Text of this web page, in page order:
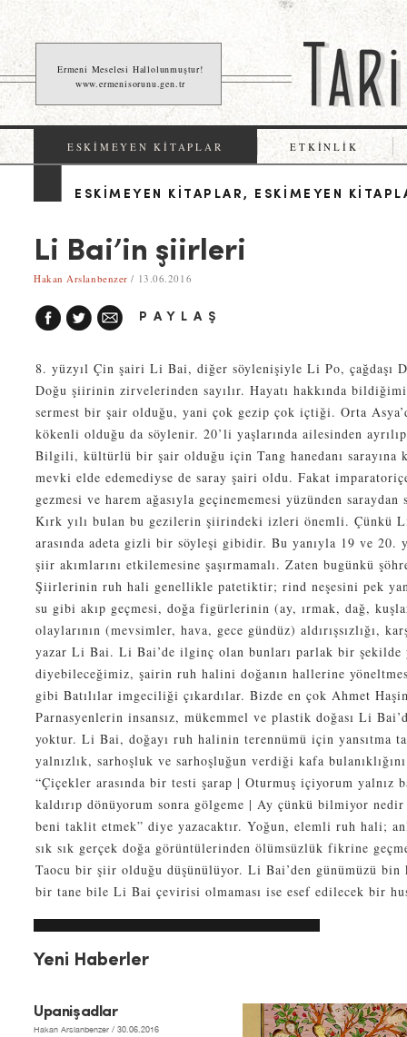
Ermeni Meselesi Hallolunmuştur!
www.ermenisorunu.gen.tr
ESKIMEYEN KITAPLAR ETKINLIK
ESKIMEYEN KITAPLAR, ESKIMEYEN
Li Bai’in şiirleri
Hakan Arslanbenzer / 13.06.2016
PAYLAŞ
8. yüzyıl Çin şairi Li Bai, diğer söylenişiyle Li Po, çağdaşı
Doğu şiirinin zirvelerinden sayılır. Hayatı hakkında
sermest bir şair olduğu, yani çok gezip çok içtiği. Orta
kökenli olduğu da söylenir. 20’li yaşlarında ailesinden
Bilgili, kültürlü bir şair olduğu için Tang hanedanı sarayına
mevki elde edemediyse de saray şairi oldu. Fakat
gezmesi ve harem ağasıyla geçinememesi yüzünden
Kırk yılı bulan bu gezilerin şiirindeki izleri önemli. Çünkü
arasında adeta gizli bir söyleşi gibidir. Bu yanıyla 19 ve 20.
şiir akımlarını etkilemesine şaşırmamalı. Zaten bugünkü
Şiirlerinin ruh hali genellikle patetiktir; rind neşesini pek
su gibi akıp geçmesi, doğa figürlerinin (ay, ırmak, dağ,
olaylarının (mevsimler, hava, gece gündüz) aldırışsızlığı,
yazar Li Bai. Li Bai’de ilginç olan bunları parlak bir şekilde
diyebileceğimiz, şairin ruh halini doğanın hallerine
gibi Batılılar imgeciliği çıkardılar. Bizde en çok Ahmet
Parnasyenlerin insansız, mükemmel ve plastik doğası Li
yoktur. Li Bai, doğayı ruh halinin terennümü için yansıtma
yalnızlık, sarhoşluk ve sarhoşluğun verdiği kafa
“Çiçekler arasında bir testi şarap | Oturmuş içiyorum yalnız
kaldırıp dönüyorum sonra gölgeme | Ay çünkü bilmiyor
beni taklit etmek” diye yazacaktır. Yoğun, elemli ruh hali;
sık sık gerçek doğa görüntülerinden ölümsüzlük fikrine
Taocu bir şiir olduğu düşünülüyor. Li Bai’den günümüzü bin
bir tane bile Li Bai çevirisi olmaması ise esef edilecek bir
Yeni Haberler
Upanişadlar
Hakan Arslanbenzer / 30.06.2016